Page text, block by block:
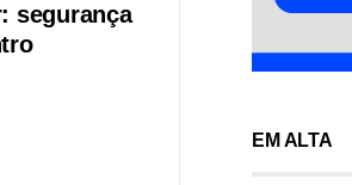
segurança
EM ALTA